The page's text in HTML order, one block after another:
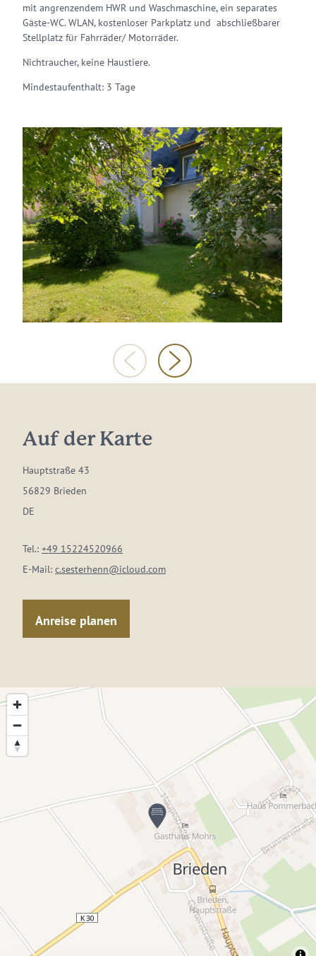
mit angrenzendem HWR und Waschmaschine, ein separates
Gäste-WC. WLAN, kostenloser Parkplatz und abschließbarer
Stellplatz für Fahrräder/ Motorräder.
Nichtraucher, keine Haustiere.
Mindestaufenthalt: 3 Tage
Auf der Karte
Hauptstraße 43
56829 Brieden
DE
Tel.: +49 15224520966
E-Mail: c.sesterhenn@icloud.com
Anreise planen